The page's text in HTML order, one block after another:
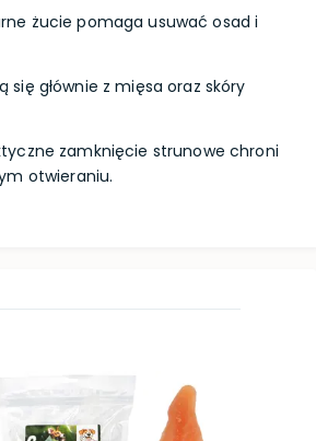
żucie pomaga usuwać osad i
się głównie z mięsa oraz skóry
zamknięcie strunowe chroni
otwieraniu.